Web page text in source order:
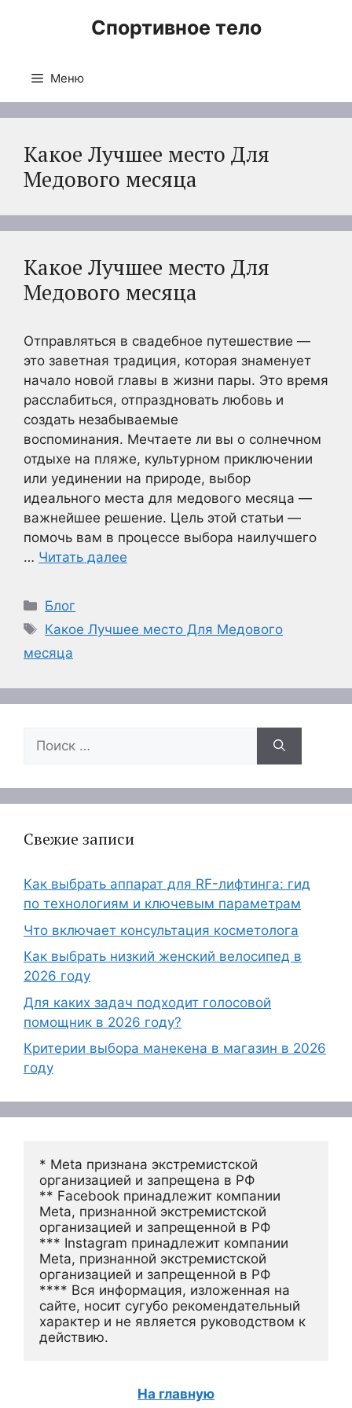
Спортивное тело
Меню
Какое Лучшее место Для
Медового месяца
Какое Лучшее место Для
Медового месяца
Отправляться в свадебное путешествие —
это заветная традиция, которая знаменует
начало новой главы в жизни пары. Это время
расслабиться, отпраздновать любовь и
создать незабываемые
воспоминания. Мечтаете ли вы о солнечном
отдыхе на пляже, культурном приключении
или уединении на природе, выбор
идеального места для медового месяца —
важнейшее решение. Цель этой статьи —
помочь вам в процессе выбора наилучшего
… Читать далее
Рубрики
Блог
Метки
Какое Лучшее место Для Медового
месяца
Поиск:
Свежие записи
Как выбрать аппарат для RF-лифтинга: гид
по технологиям и ключевым параметрам
Что включает консультация косметолога
Как выбрать низкий женский велосипед в
2026 году
Для каких задач подходит голосовой
помощник в 2026 году?
Критерии выбора манекена в магазин в 2026
году
* Meta признана экстремистской
организацией и запрещена в РФ
** Facebook принадлежит компании
Meta, признанной экстремистской
организацией и запрещенной в РФ
*** Instagram принадлежит компании
Meta, признанной экстремистской
организацией и запрещенной в РФ
**** Вся информация, изложенная на
сайте, носит сугубо рекомендательный
характер и не является руководством к
действию.
На главную